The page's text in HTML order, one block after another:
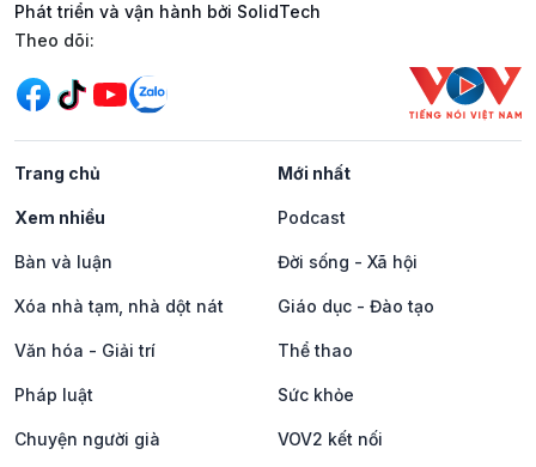
Phát triển và vận hành bởi SolidTech
Mạng xã hội
Theo dõi:
Trang chủ Mới nhất
Xem nhiều Podcast
Bàn và luận Đời sống - Xã hội
Xóa nhà tạm, nhà dột nát Giáo dục - Đào tạo
Văn hóa - Giải trí Thể thao
Pháp luật Sức khỏe
Chuyện người già VOV2 kết nối